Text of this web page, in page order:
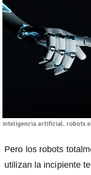
inteligencia artificial. robots
Pero los robots
utilizan la incipiente